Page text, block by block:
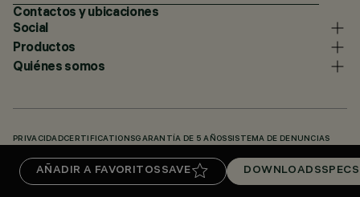
AÑADIR A FAVORITOS SAVE DOWNLOADSSPECS
Contactos y ubicaciones
Social
Productos
Quiénes somos
PRIVACIDADCERTIFICATIONSGARANTÍA DE 5 AÑOS SISTEMA DE DENUNCIAS
KNOWLEDGE BASE (LOGIN REQUIRED)DOWNLOADS